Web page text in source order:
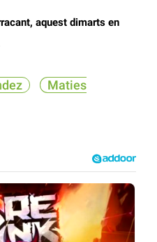
aquest dimarts en
Maties